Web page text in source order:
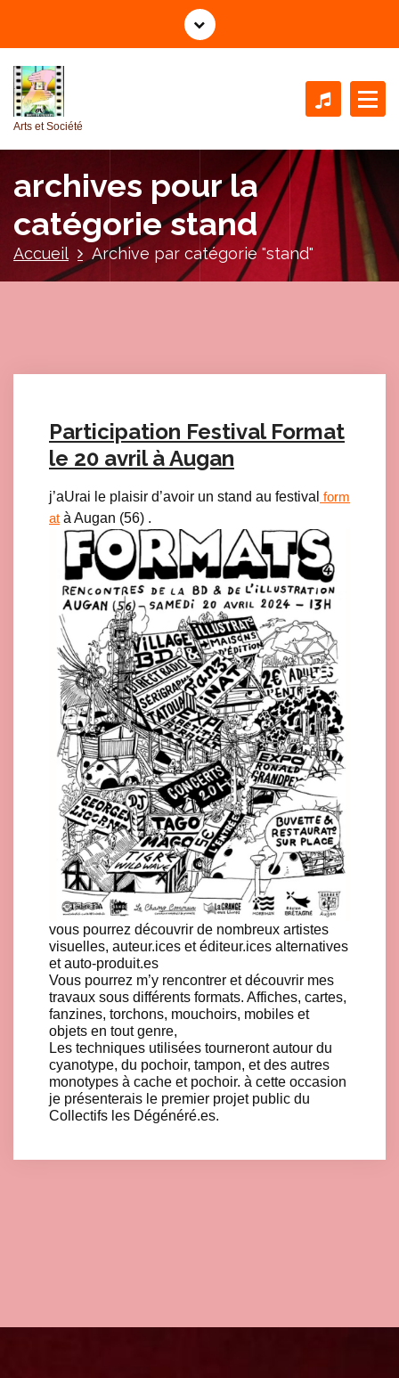
l
Arts et Société
archives pour la
catégorie stand
Accueil Archive par catégorie "stand"
Participation Festival Format
le 20 avril à Augan
j’aUrai le plaisir d’avoir un stand au festival form
at à Augan (56) .
vous pourrez découvrir de nombreux artistes
visuelles, auteur.ices et éditeur.ices alternatives
et auto-produit.es
Vous pourrez m’y rencontrer et découvrir mes
travaux sous différents formats. Affiches, cartes,
fanzines, torchons, mouchoirs, mobiles et
objets en tout genre,
Les techniques utilisées tourneront autour du
cyanotype, du pochoir, tampon, et des autres
monotypes à cache et pochoir. à cette occasion
je présenterais le premier projet public du
Collectifs les Dégénéré.es.